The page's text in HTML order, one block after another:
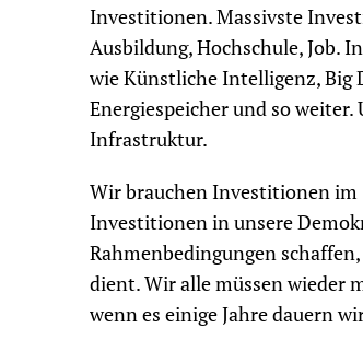
Investitionen. Massivste
Ausbildung, Hochschule, Job.
wie Künstliche Intelligenz, Big
Energiespeicher und so
Infrastruktur.
Wir brauchen Investitionen im
Investitionen in unsere
Rahmenbedingungen
dient. Wir alle müssen wieder
wenn es einige Jahre dauern